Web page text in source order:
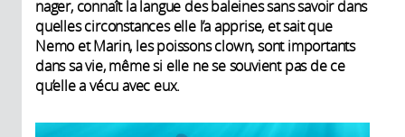
nager, connaît la langue des baleines sans savoir dans
quelles circonstances elle l’a apprise, et sait que
Nemo et Marin, les poissons clown, sont importants
dans sa vie, même si elle ne se souvient pas de ce
qu’elle a vécu avec eux.